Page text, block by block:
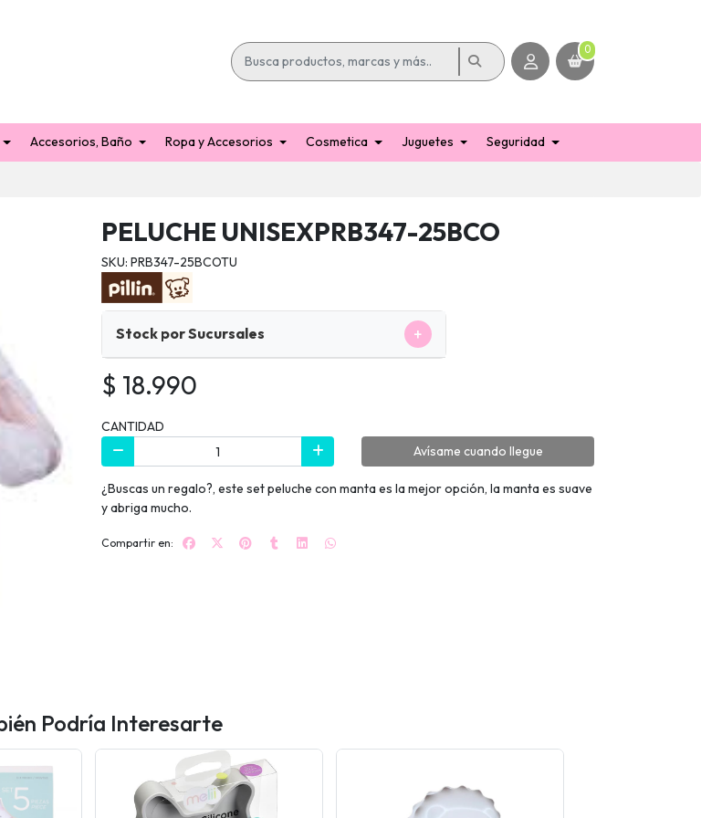
0
Accesorios, Baño Ropa y Accesorios Cosmetica Juguetes Seguridad
PELUCHE UNISEXPRB347-25BCO
SKU: PRB347-25BCOTU
Stock por Sucursales +
$ 18.990
CANTIDAD
Avísame cuando llegue
¿Buscas un regalo?, este set peluche con manta es la mejor opción, la manta es suave
y abriga mucho.
Compartir en:
Podría Interesarte